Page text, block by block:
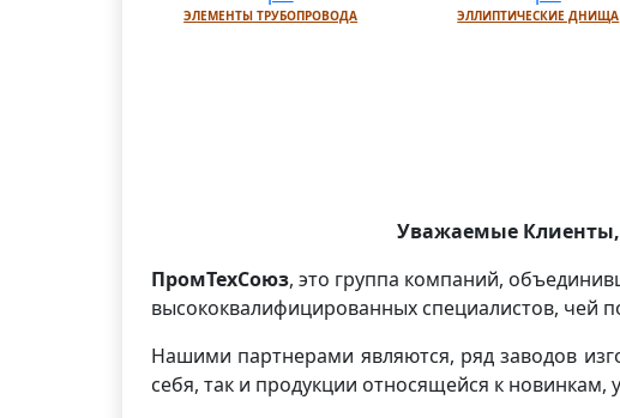
ЭЛЕМЕНТЫ ТРУБОПРОВОДА ЭЛЛИПТИЧЕСКИЕ ДНИЩА
Уважаемые Клиенты,
ПромТехСоюз, это группа компаний,
высококвалифицированных специалистов, чей
Нашими партнерами являются, ряд заводов
себя, так и продукции относящейся к